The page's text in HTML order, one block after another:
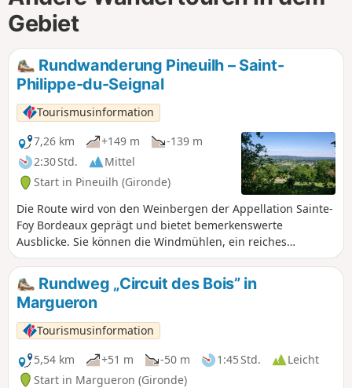
Gebiet
Rundwanderung Pineuilh – Saint-
Philippe-du-Seignal
Tourismusinformation
7,26 km
+149 m
-139 m
2:30 Std.
Mittel
Start in Pineuilh (Gironde)
Die Route wird von den Weinbergen der Appellation Sainte-
Foy Bordeaux geprägt und bietet bemerkenswerte
Ausblicke. Sie können die Windmühlen, ein reiches
ländliches Kulturerbe wie Taubenschläge und die
zahlreichen Weingüter bewundern.
Rundweg „Circuit des Bois” in
Margueron
Tourismusinformation
5,54 km
+51 m -50 m 1:45 Std.
Leicht
Start in Margueron (Gironde)